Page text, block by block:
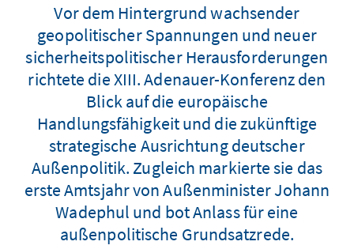
Vor dem Hintergrund wachsender
geopolitischer Spannungen und neuer
sicherheitspolitischer Herausforderungen
richtete die XIII. Adenauer-Konferenz den
Blick auf die europäische
Handlungsfähigkeit und die zukünftige
strategische Ausrichtung deutscher
Außenpolitik. Zugleich markierte sie das
erste Amtsjahr von Außenminister Johann
Wadephul und bot Anlass für eine
außenpolitische Grundsatzrede.